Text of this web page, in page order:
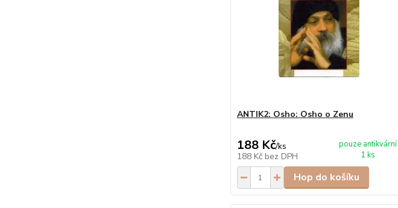
ANTIK2: Osho: Osho o Zenu
188 Kč/ks
188 Kč bez DPH
pouze antikvární
1 ks
Hop do košíku